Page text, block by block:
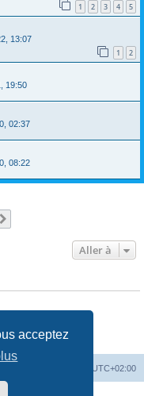
acceptez
1 2 3 4 5
13:07
1 2
19:50
02:37
08:22
Aller à
UTC+02:00